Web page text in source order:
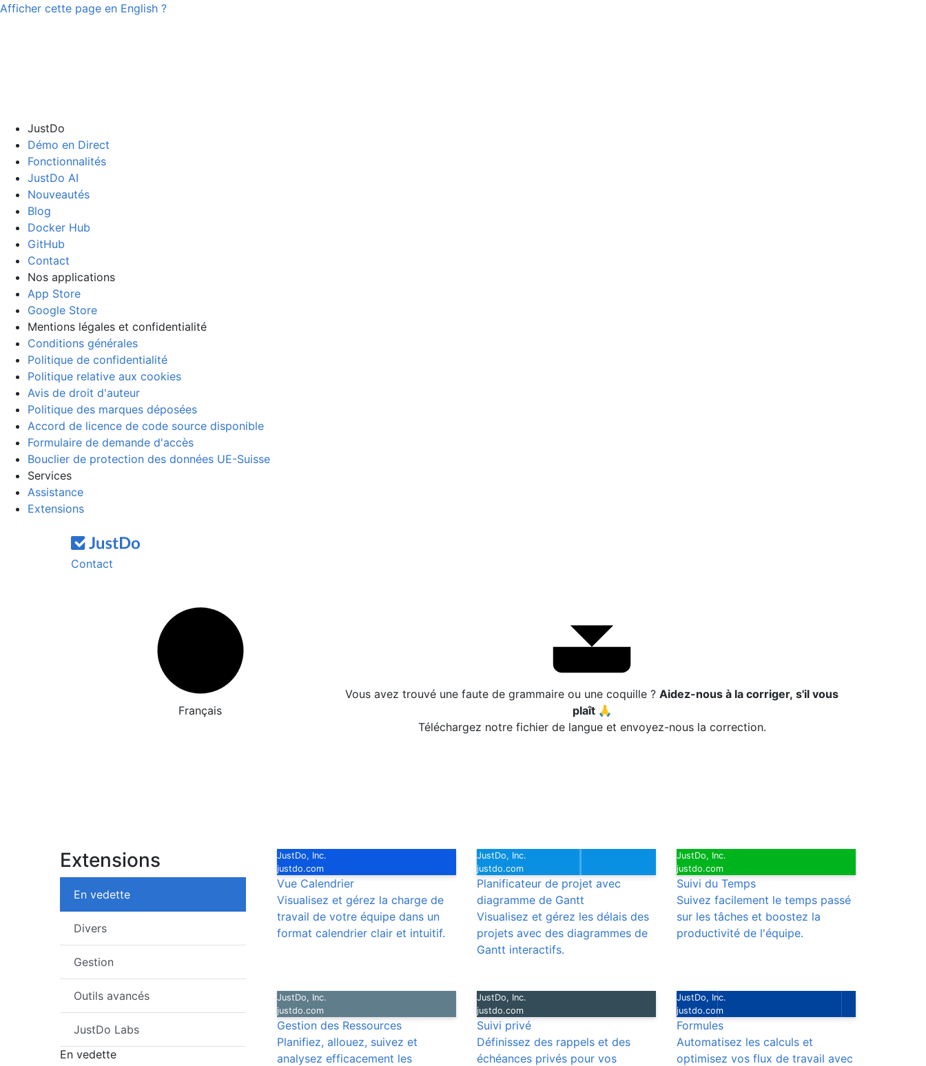
Afficher cette page en English ?
JustDo
Démo en Direct
Fonctionnalités
JustDo AI
Nouveautés
Blog
Docker Hub
GitHub
Contact
Nos applications
App Store
Google Store
Mentions légales et confidentialité
Conditions générales
Politique de confidentialité
Politique relative aux cookies
Avis de droit d'auteur
Politique des marques déposées
Accord de licence de code source disponible
Formulaire de demande d'accès
Bouclier de protection des données UE-Suisse
Services
Assistance
Extensions
Contact
Français
Vous avez trouvé une faute de grammaire ou une coquille ?Aidez-nous à la corriger, s'il vous
plaît 🙏
Téléchargez notre fichier de langue et envoyez-nous la correction.
Extensions
En vedette
Divers
Gestion
Outils avancés
JustDo Labs
En vedette
JustDo, Inc.
justdo.com
Vue Calendrier
Visualisez et gérez la charge de
travail de votre équipe dans un
format calendrier clair et intuitif.
JustDo, Inc.
justdo.com
Planificateur de projet avec
diagramme de Gantt
Visualisez et gérez les délais des
projets avec des diagrammes de
Gantt interactifs.
JustDo, Inc.
justdo.com
Suivi du Temps
Suivez facilement le temps passé
sur les tâches et boostez la
productivité de l'équipe.
JustDo, Inc.
justdo.com
Gestion des Ressources
Planifiez, allouez, suivez et
analysez efficacement les
JustDo, Inc.
justdo.com
Suivi privé
Définissez des rappels et des
échéances privés pour vos
JustDo, Inc.
justdo.com
Formules
Automatisez les calculs et
optimisez vos flux de travail avec